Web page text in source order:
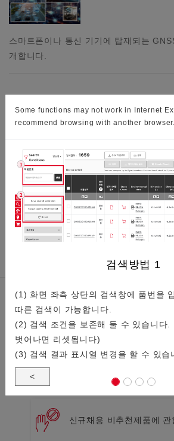
Some functions may not work in Internet
recommend browsing with another browser.
검색방법 1
(1) 화면 좌측 상단의 검색창에 품번을
따른 검색이 가능합니다.
(2) 검색 조건을 보존해 둘 수 있습니다.
벗어나면 리셋됩니다)
(3) 검색 결과 표시열 변경을 할 수 있습
<
스마트폰이나 통신 기기에 탑재되는
개합니다.
수정 디바이스란?
수정 디바이스는 세상의 모든 전자 기기
도 과언이 아닙니다. 그렇게 많이 사용되
어난 안정성에 있습니다.뛰어난 주파수
관련정보
신규채용 비추천제품에 관